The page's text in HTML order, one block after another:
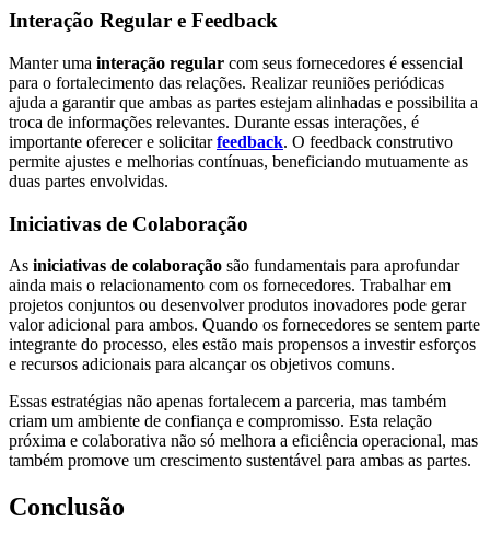
Interação Regular e Feedback
Manter uma interação regular com seus fornecedores é essencial
para o fortalecimento das relações. Realizar reuniões periódicas
ajuda a garantir que ambas as partes estejam alinhadas e possibilita a
troca de informações relevantes. Durante essas interações, é
importante oferecer e solicitarfeedback. O feedback construtivo
permite ajustes e melhorias contínuas, beneficiando mutuamente as
duas partes envolvidas.
Iniciativas de Colaboração
As iniciativas de colaboração são fundamentais para aprofundar
ainda mais o relacionamento com os fornecedores. Trabalhar em
projetos conjuntos ou desenvolver produtos inovadores pode gerar
valor adicional para ambos. Quando os fornecedores se sentem parte
integrante do processo, eles estão mais propensos a investir esforços
e recursos adicionais para alcançar os objetivos comuns.
Essas estratégias não apenas fortalecem a parceria, mas também
criam um ambiente de confiança e compromisso. Esta relação
próxima e colaborativa não só melhora a eficiência operacional, mas
também promove um crescimento sustentável para ambas as partes.
Conclusão